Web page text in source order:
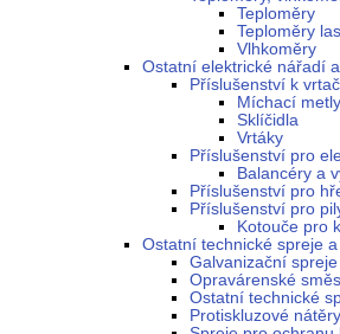
Teploměry
Teploměry
Vlhkoměry
Ostatní elektrické nářadí
Příslušenství k
Míchací metly
Sklíčidla
Vrtáky
Příslušenství pro
Balancéry a
Příslušenství pro
Příslušenství pro
Kotouče pro
Ostatní technické spreje
Galvanizační spreje
Opravárenské
Ostatní technické
Protiskluzové